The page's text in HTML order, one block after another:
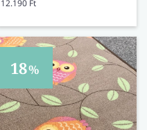
12.190 Ft
18%